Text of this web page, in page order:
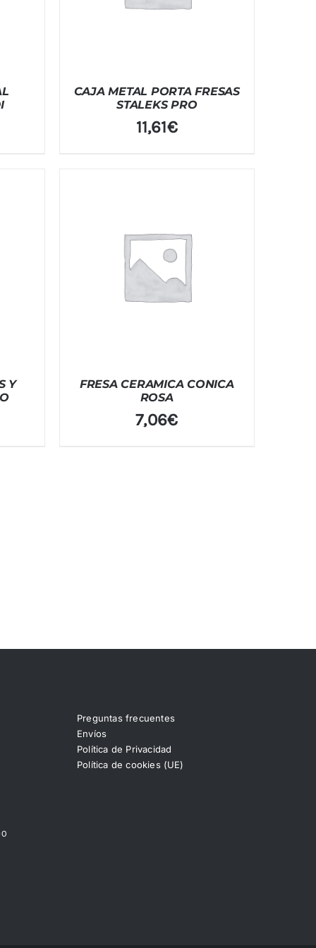
CAJA METAL PORTA FRESAS
STALEKS PRO
11,61€
Y
FRESA CERAMICA CONICA
ROSA
7,06€
Preguntas frecuentes
Envíos
Política de Privacidad
Política de cookies (UE)